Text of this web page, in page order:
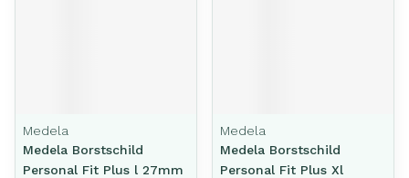
Medela
Medela Borstschild
Personal Fit Plus l 27mm
Medela
Medela Borstschild
Personal Fit Plus Xl